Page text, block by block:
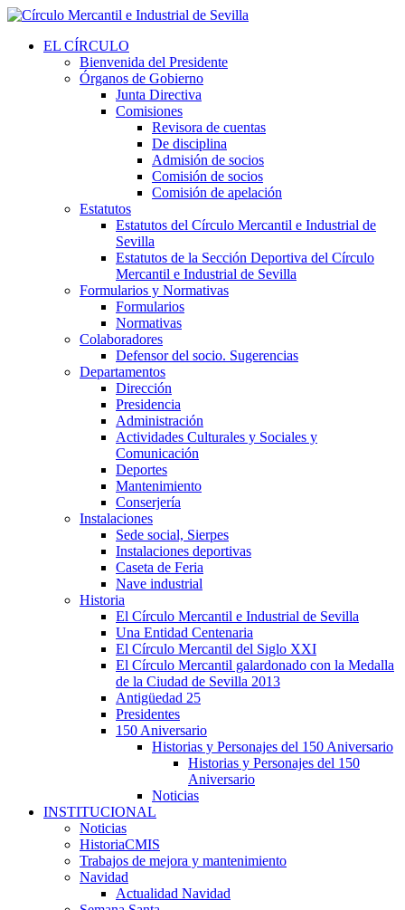
EL CÍRCULO
Bienvenida del Presidente
Órganos de Gobierno
Junta Directiva
Comisiones
Revisora de cuentas
De disciplina
Admisión de socios
Comisión de socios
Comisión de apelación
Estatutos
Estatutos del Círculo Mercantil e Industrial de
Sevilla
Estatutos de la Sección Deportiva del Círculo
Mercantil e Industrial de Sevilla
Formularios y Normativas
Formularios
Normativas
Colaboradores
Defensor del socio. Sugerencias
Departamentos
Dirección
Presidencia
Administración
Actividades Culturales y Sociales y
Comunicación
Deportes
Mantenimiento
Conserjería
Instalaciones
Sede social, Sierpes
Instalaciones deportivas
Caseta de Feria
Nave industrial
Historia
El Círculo Mercantil e Industrial de Sevilla
Una Entidad Centenaria
El Círculo Mercantil del Siglo XXI
El Círculo Mercantil galardonado con la Medalla
de la Ciudad de Sevilla 2013
Antigüedad 25
Presidentes
150 Aniversario
Historias y Personajes del 150 Aniversario
Historias y Personajes del 150
Aniversario
Noticias
INSTITUCIONAL
Noticias
HistoriaCMIS
Trabajos de mejora y mantenimiento
Navidad
Actualidad Navidad